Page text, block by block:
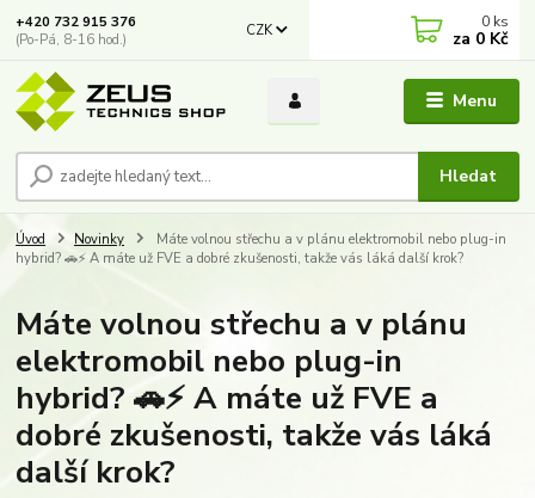
Menu
CZK
Hledat
+420 732 915 376
(Po-Pá, 8-16 hod.)
0 ks
za 0 Kč
Úvod Novinky
Máte volnou střechu a v plánu elektromobil nebo plug-in
hybrid? 🚗⚡️ A máte už FVE a dobré zkušenosti, takže vás láká další krok?
Máte volnou střechu a v plánu
elektromobil nebo plug-in
hybrid? 🚗⚡️ A máte už FVE a
dobré zkušenosti, takže vás láká
další krok?